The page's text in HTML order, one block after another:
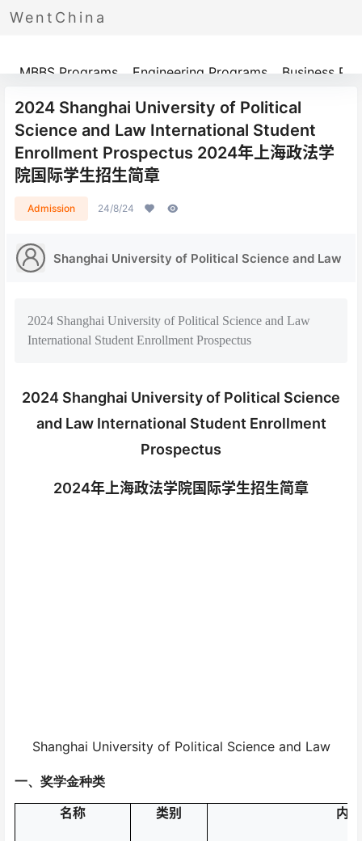
WentChina
Programs
MBBS Programs Engineering Programs Business
2024 Shanghai University of Political
Science and Law International Student
Enrollment Prospectus 2024年上海政法学
院国际学生招生简章
Admission 24/8/24
Shanghai University of Political Science and Law
2024 Shanghai University of Political Science and Law
International Student Enrollment Prospectus
2024 Shanghai University of Political Science
and Law International Student Enrollment
Prospectus
2024年上海政法学院国际学生招生简章
Shanghai University of Political Science and Law
一、 奖学金种类
名称 类别 内容